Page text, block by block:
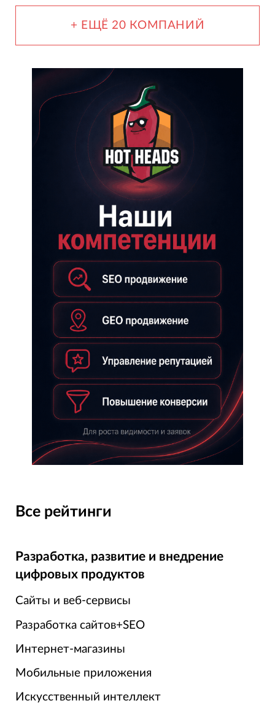
+ ЕЩЁ 20 КОМПАНИЙ
Все рейтинги
Разработка, развитие и внедрение
цифровых продуктов
Сайты и веб-сервисы
Разработка сайтов+SEO
Интернет-магазины
Мобильные приложения
Искусственный интеллект